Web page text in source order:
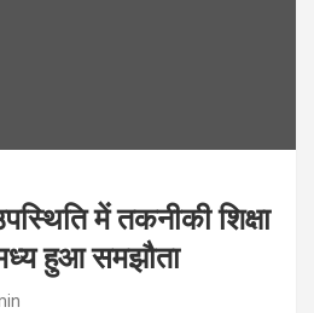
में तकनीकी शिक्षा
हुआ समझौता